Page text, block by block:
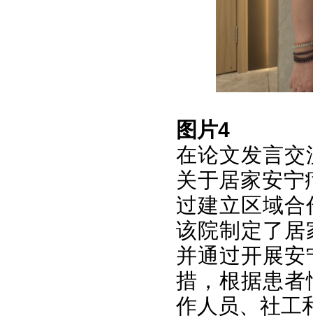
图片4
在论文发言
关于居家安宁
过建立区域
该院制定了
并通过开展
措，根据患
作人员、社工